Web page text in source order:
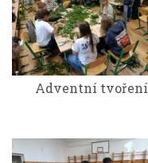
Adventní tvoření